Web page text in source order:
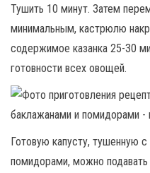
Тушить 10 минут. Затем
минимальным, кастрюлю
содержимое казанка 25-30
готовности всех овощей.
Готовую капусту, тушенную
помидорами, можно подавать